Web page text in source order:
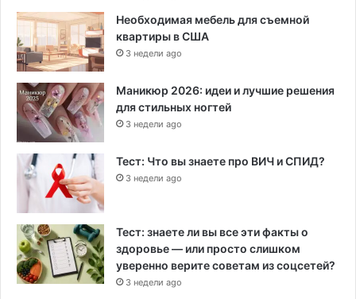
Необходимая мебель для съемной
квартиры в США
3 недели ago
Маникюр 2026: идеи и лучшие решения
для стильных ногтей
3 недели ago
Тест: Что вы знаете про ВИЧ и СПИД?
3 недели ago
Тест: знаете ли вы все эти факты о
здоровье — или просто слишком
уверенно верите советам из соцсетей?
3 недели ago